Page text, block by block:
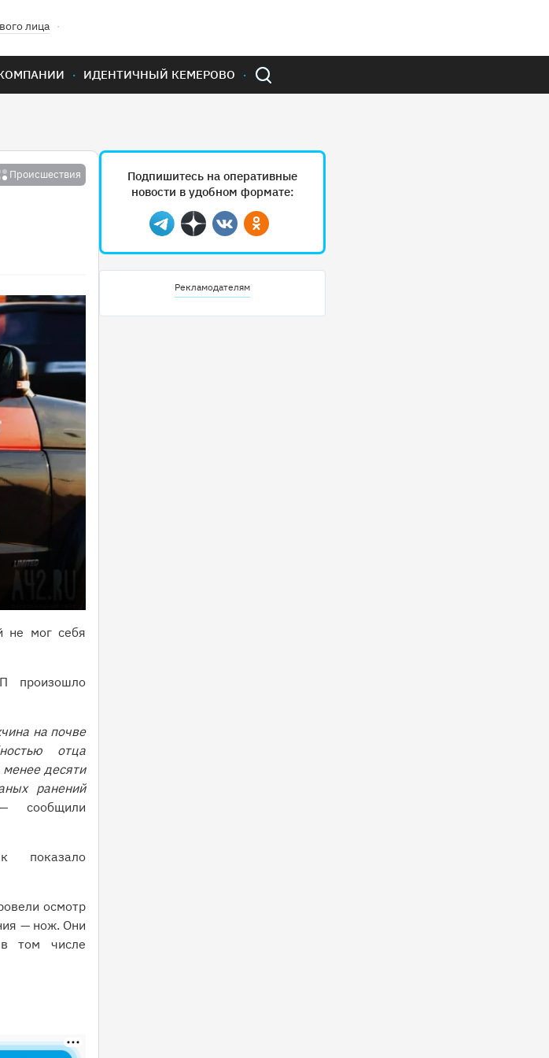
лица
ИДЕНТИЧНЫЙ КЕМЕРОВО
Происшествия
не мог себя
произошло
на почве
отца
десяти
ранений
показало
осмотр
— нож. Они
в том числе
Подпишитесь на оперативные
новости в удобном формате:
Telegram
ДзенВконтактеОдноклассники
Рекламодателям